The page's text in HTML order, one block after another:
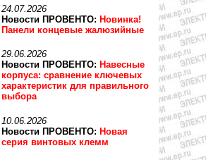
24.07.2026
Новости ПРОВЕНТО: Новинка!
Панели концевые жалюзийные
29.06.2026
Новости ПРОВЕНТО: Навесные
корпуса: сравнение ключевых
характеристик для правильного
выбора
10.06.2026
Новости ПРОВЕНТО: Новая
серия винтовых клемм